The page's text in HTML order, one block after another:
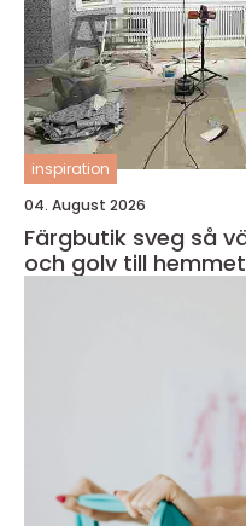
inspiration
04. August 2026
Färgbutik sveg så väljer du rätt färg, tapet
och golv till hemmet